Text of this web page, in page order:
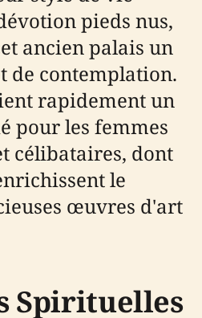
pieds nus,
ancien palais un
de contemplation.
rapidement un
pour les femmes
célibataires, dont
le
œuvres d'art
Spirituelles